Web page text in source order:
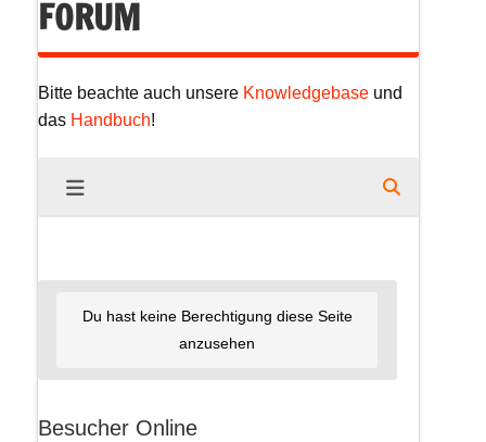
FORUM
Bitte beachte auch unsere Knowledgebase und
das Handbuch!
Du hast keine Berechtigung diese Seite
anzusehen
Besucher Online